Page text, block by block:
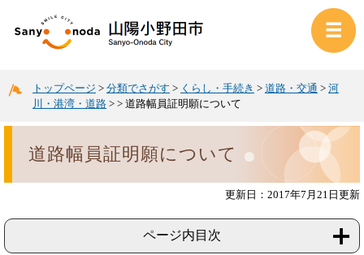
トップページ > 分類でさがす > くらし・手続き > 道路・交通 > 河
川・港湾・道路 > > 道路幅員証明願について
道路幅員証明願について
更新日：2017年7月21日更新
ページ内目次